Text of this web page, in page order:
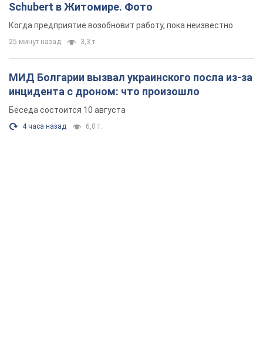
Schubert в Житомире. Фото
Когда предприятие возобновит работу, пока неизвестно
25 минут назад 3,3 т.
МИД Болгарии вызвал украинского посла из-за
инцидента с дроном: что произошло
Беседа состоится 10 августа
4 часа назад 6,0 т.